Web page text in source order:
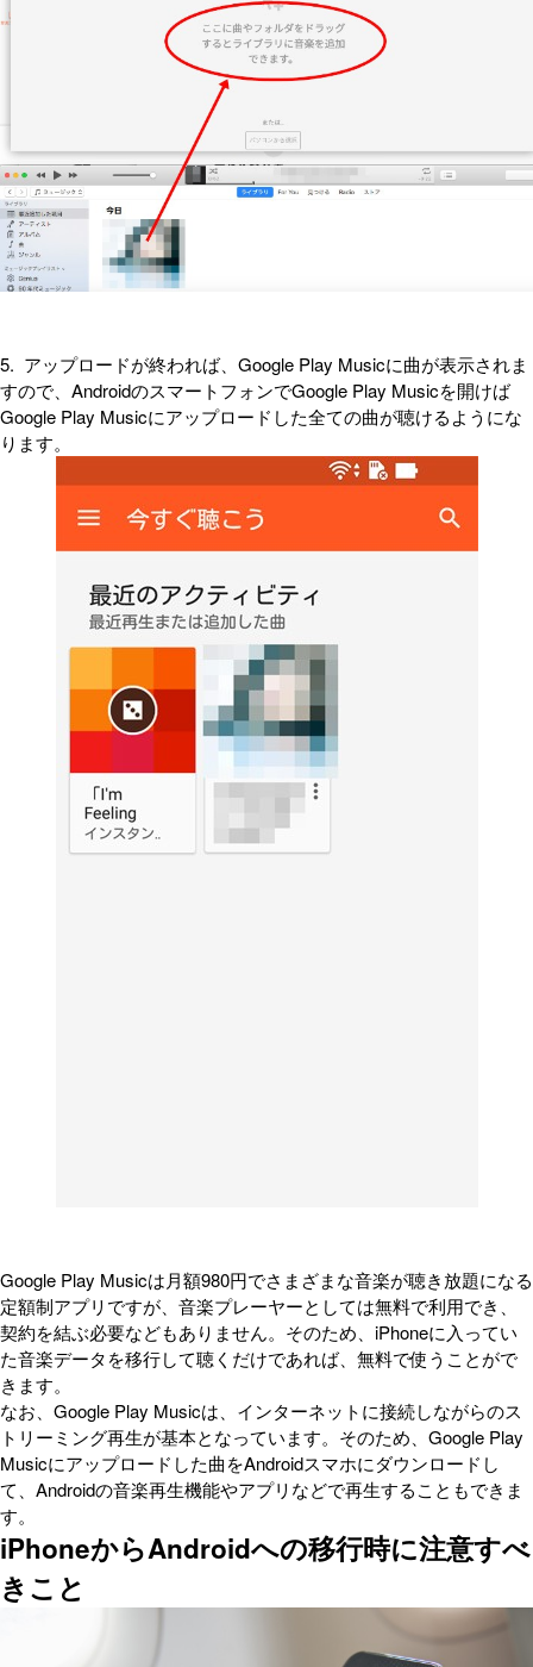
5. アップロードが終われば、Google Play Musicに曲が表示されま
すので、AndroidのスマートフォンでGoogle Play Musicを開けば
Google Play Musicにアップロードした全ての曲が聴けるようにな
ります。
Google Play Musicは月額980円でさまざまな音楽が聴き放題になる
定額制アプリですが、音楽プレーヤーとしては無料で利用でき、
契約を結ぶ必要などもありません。そのため、iPhoneに入ってい
た音楽データを移行して聴くだけであれば、無料で使うことがで
きます。
なお、Google Play Musicは、インターネットに接続しながらのス
トリーミング再生が基本となっています。そのため、Google Play
Musicにアップロードした曲をAndroidスマホにダウンロードし
て、Androidの音楽再生機能やアプリなどで再生することもできま
す。
iPhoneからAndroidへの移行時に注意すべ
きこと